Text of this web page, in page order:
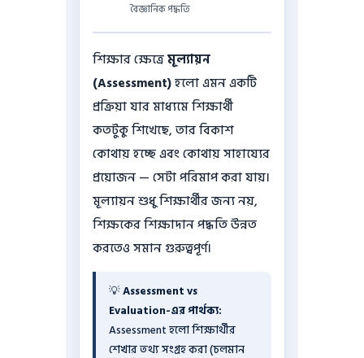
বৈজ্ঞানিক পদ্ধতি
শিক্ষার ক্ষেত্রেমূল্যায়ন
(Assessment)হলো এমন একটি
প্রক্রিয়া যার মাধ্যমে শিক্ষার্থী
কতটুকু শিখেছে, তার বিকাশ
কোথায় হচ্ছে এবং কোথায় সাহায্যের
প্রয়োজন — সেটা পরিমাপ করা যায়।
মূল্যায়ন শুধু শিক্ষার্থীর জন্য নয়,
শিক্ষকের শিক্ষাদান পদ্ধতি উন্নত
করতেও সমান গুরুত্বপূর্ণ।
💡Assessment vs
Evaluation-এর পার্থক্য:
Assessment হলো শিক্ষার্থীর
শেখার তথ্য সংগ্রহ করা (চলমান